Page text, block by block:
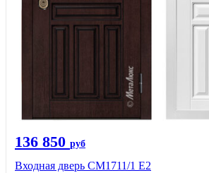
136 850 руб
Входная дверь CМ1711/1 Е2